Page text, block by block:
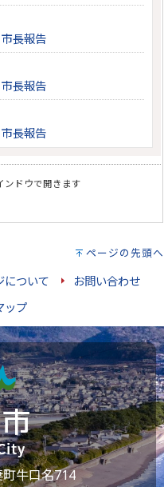
長報告
長報告
長報告
ンドウで開きます
ページの先頭へ
について
お問い合わせ
ップ
町牛口名714